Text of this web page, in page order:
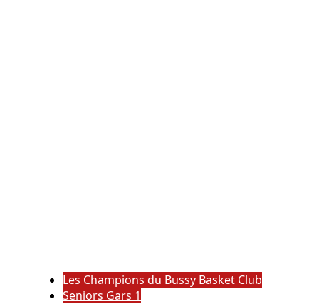
Les Champions du Bussy Basket Club
Seniors Gars 1